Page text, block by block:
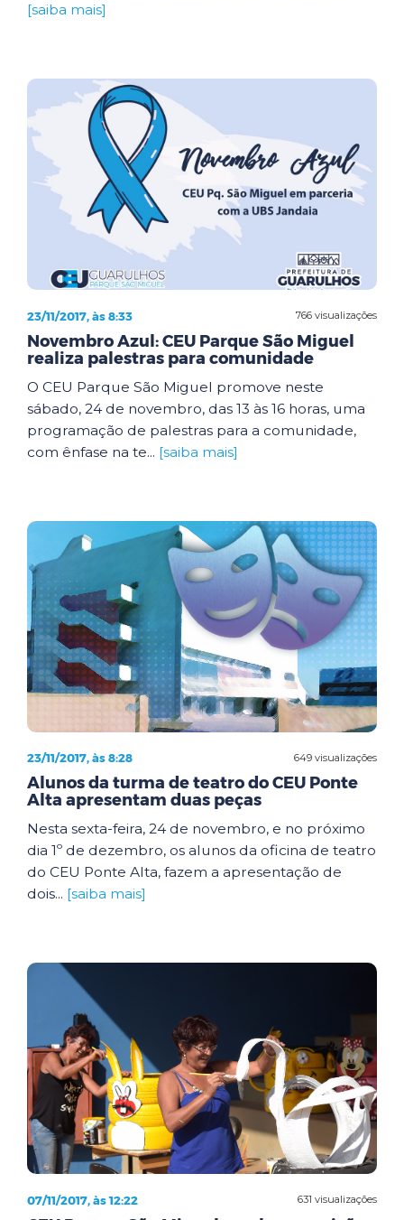
[saiba mais]
766 visualizações
23/11/2017, às 8:33
Novembro Azul: CEU Parque São Miguel
realiza palestras para comunidade
O CEU Parque São Miguel promove neste
sábado, 24 de novembro, das 13 às 16 horas, uma
programação de palestras para a comunidade,
com ênfase na te... [saiba mais]
649 visualizações
23/11/2017, às 8:28
Alunos da turma de teatro do CEU Ponte
Alta apresentam duas peças
Nesta sexta-feira, 24 de novembro, e no próximo
dia 1º de dezembro, os alunos da oficina de teatro
do CEU Ponte Alta, fazem a apresentação de
dois... [saiba mais]
631 visualizações
07/11/2017, às 12:22